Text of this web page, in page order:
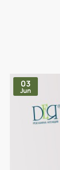
03
Jun